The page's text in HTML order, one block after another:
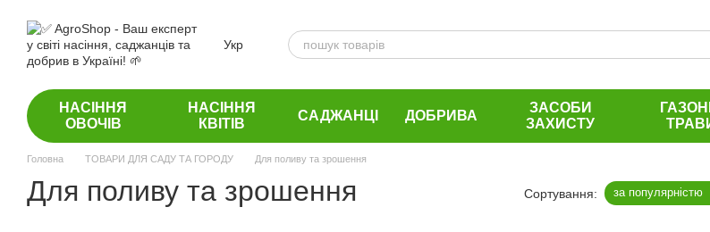
Укр
НАСІННЯ
ОВОЧІВ
НАСІННЯ
КВІТІВ
САДЖАНЦІ ДОБРИВА
ЗАСОБИ
ЗАХИСТУ
Головна ТОВАРИ ДЛЯ САДУ ТА ГОРОДУ Для поливу та зрошення
Для поливу та зрошення Сортування: за популярністю